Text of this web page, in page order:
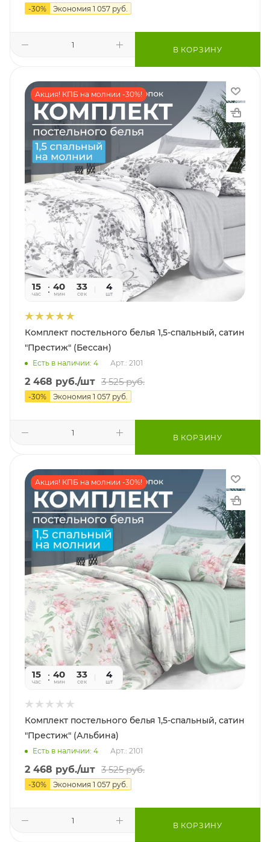
-30% Экономия 1 057 руб.
В КОРЗИНУ
Акция! КПБ на молнии -30%!
15
час
40
мин
31
сек
4
шт
Комплект постельного белья 1,5-спальный, сатин
"Престиж" (Бессан)
Есть в наличии: 4 Арт.: 2101
2 468 руб./шт 3 525руб.
-30% Экономия 1 057 руб.
В КОРЗИНУ
Акция! КПБ на молнии -30%!
15
час
40
мин
31
сек
4
шт
Комплект постельного белья 1,5-спальный, сатин
"Престиж" (Альбина)
Есть в наличии: 4 Арт.: 2101
2 468 руб./шт 3 525руб.
-30% Экономия 1 057 руб.
В КОРЗИНУ